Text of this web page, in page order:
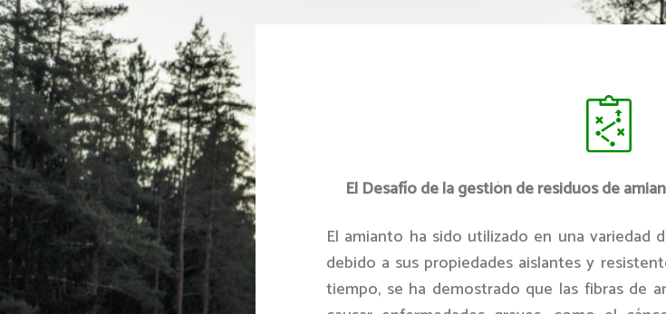
El Desafío de la gestión de residuos de
El amianto ha sido utilizado en una variedad
debido a sus propiedades aislantes y
tiempo, se ha demostrado que las fibras de